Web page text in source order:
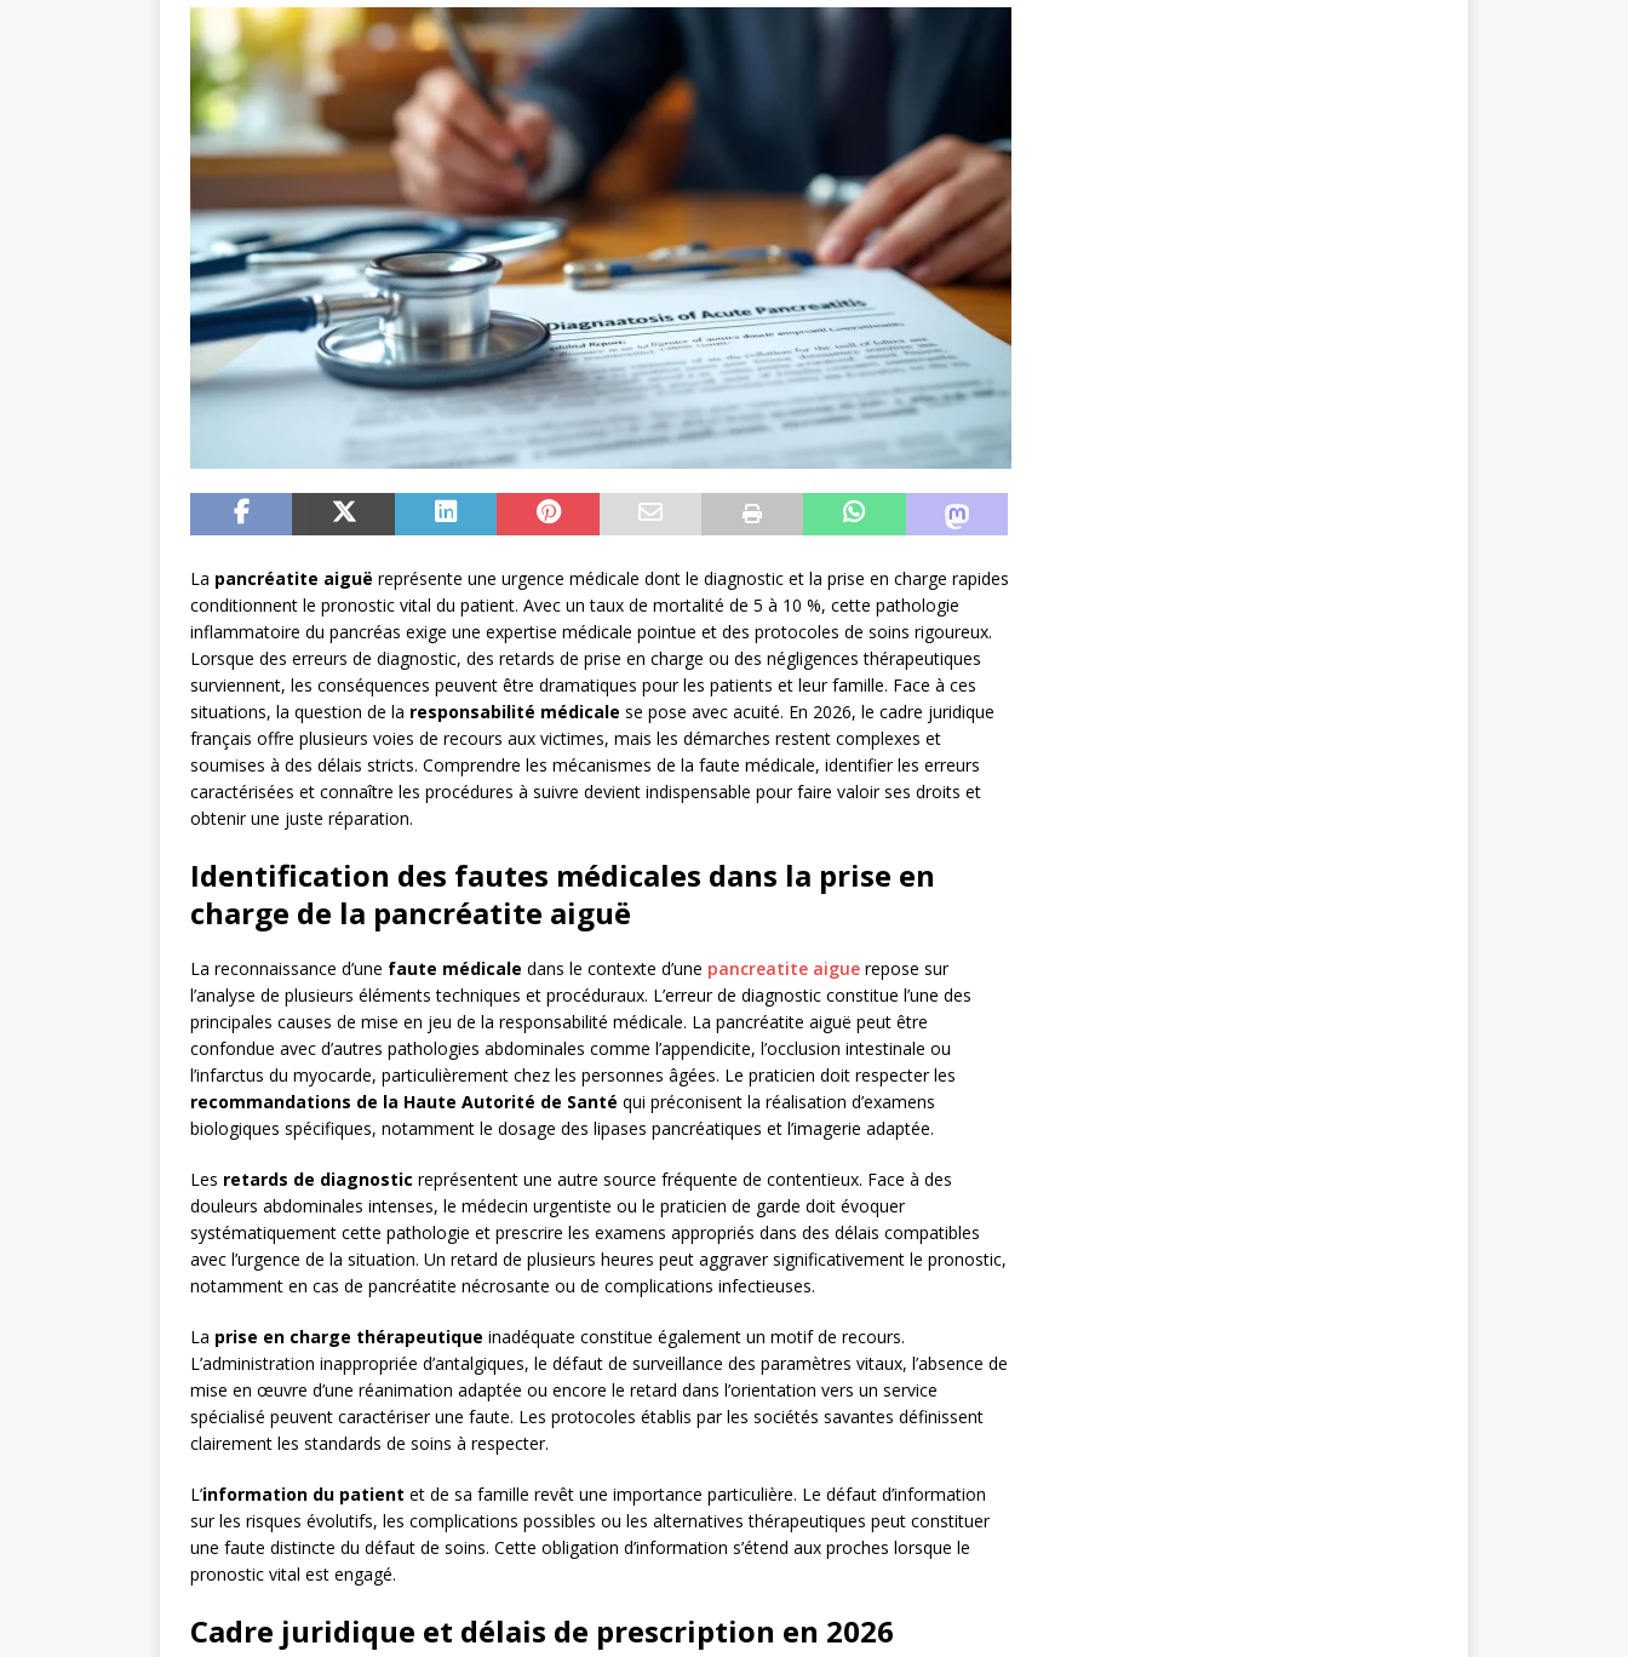
La pancréatite aiguë représente une urgence médicale dont le diagnostic et la prise en charge rapides
conditionnent le pronostic vital du patient. Avec un taux de mortalité de 5 à 10 %, cette pathologie
inflammatoire du pancréas exige une expertise médicale pointue et des protocoles de soins rigoureux.
Lorsque des erreurs de diagnostic, des retards de prise en charge ou des négligences thérapeutiques
surviennent, les conséquences peuvent être dramatiques pour les patients et leur famille. Face à ces
situations, la question de la responsabilité médicale se pose avec acuité. En 2026, le cadre juridique
français offre plusieurs voies de recours aux victimes, mais les démarches restent complexes et
soumises à des délais stricts. Comprendre les mécanismes de la faute médicale, identifier les erreurs
caractérisées et connaître les procédures à suivre devient indispensable pour faire valoir ses droits et
obtenir une juste réparation.
Identification des fautes médicales dans la prise en
charge de la pancréatite aiguë
La reconnaissance d’une faute médicale dans le contexte d’une pancreatite aigue repose sur
l’analyse de plusieurs éléments techniques et procéduraux. L’erreur de diagnostic constitue l’une des
principales causes de mise en jeu de la responsabilité médicale. La pancréatite aiguë peut être
confondue avec d’autres pathologies abdominales comme l’appendicite, l’occlusion intestinale ou
l’infarctus du myocarde, particulièrement chez les personnes âgées. Le praticien doit respecter les
recommandations de la Haute Autorité de Santé qui préconisent la réalisation d’examens
biologiques spécifiques, notamment le dosage des lipases pancréatiques et l’imagerie adaptée.
Les retards de diagnostic représentent une autre source fréquente de contentieux. Face à des
douleurs abdominales intenses, le médecin urgentiste ou le praticien de garde doit évoquer
systématiquement cette pathologie et prescrire les examens appropriés dans des délais compatibles
avec l’urgence de la situation. Un retard de plusieurs heures peut aggraver significativement le pronostic,
notamment en cas de pancréatite nécrosante ou de complications infectieuses.
La prise en charge thérapeutique inadéquate constitue également un motif de recours.
L’administration inappropriée d’antalgiques, le défaut de surveillance des paramètres vitaux, l’absence de
mise en œuvre d’une réanimation adaptée ou encore le retard dans l’orientation vers un service
spécialisé peuvent caractériser une faute. Les protocoles établis par les sociétés savantes définissent
clairement les standards de soins à respecter.
L’information du patient et de sa famille revêt une importance particulière. Le défaut d’information
sur les risques évolutifs, les complications possibles ou les alternatives thérapeutiques peut constituer
une faute distincte du défaut de soins. Cette obligation d’information s’étend aux proches lorsque le
pronostic vital est engagé.
Cadre juridique et délais de prescription en 2026